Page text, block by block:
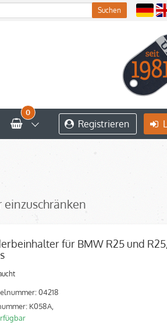
0
Registrieren
für BMW R25 und
04218
K058A,